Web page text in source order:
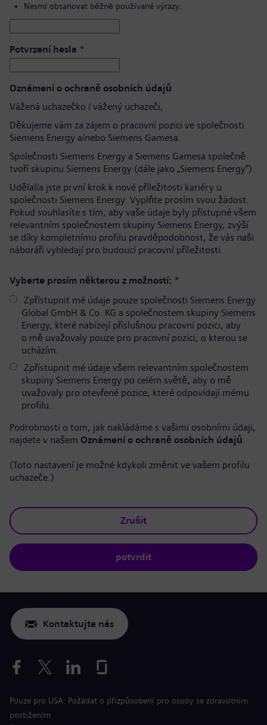
Nesmí obsahovat běžně používané výrazy.
Potvrzení hesla *
Oznámení o ochraně osobních údajů
Vážená uchazečko / vážený uchazeči,
Děkujeme vám za zájem o pracovní pozici ve společnosti
Siemens Energy a/nebo Siemens Gamesa.
Společnosti Siemens Energy a Siemens Gamesa společně
tvoří skupinu Siemens Energy (dále jako „Siemens Energy“).
Udělal/a jste první krok k nové příležitosti kariéry u
společnosti Siemens Energy. Vyplňte prosím svou žádost.
Pokud souhlasíte s tím, aby vaše údaje byly přístupné všem
relevantním společnostem skupiny Siemens Energy, zvýší
se díky kompletnímu profilu pravděpodobnost, že vás naši
náboráři vyhledají pro budoucí pracovní příležitosti.
Vyberte prosím některou z možností: *
Zpřístupnit mé údaje pouze společnosti Siemens Energy
Global GmbH & Co. KG a společnostem skupiny Siemens
Energy, které nabízejí příslušnou pracovní pozici, aby
o mě uvažovaly pouze pro pracovní pozici, o kterou se
ucházím.
Zpřístupnit mé údaje všem relevantním společnostem
skupiny Siemens Energy po celém světě, aby o mě
uvažovaly pro otevřené pozice, které odpovídají mému
profilu.
Podrobnosti o tom, jak nakládáme s vašimi osobními údaji,
najdete v našem Oznámení o ochraně osobních údajů.
(Toto nastavení je možné kdykoli změnit ve vašem profilu
uchazeče.)
Zrušit
potvrdit
Kontaktujte nás
Pouze pro USA: Požádat o přizpůsobení pro osoby se zdravotním
postižením